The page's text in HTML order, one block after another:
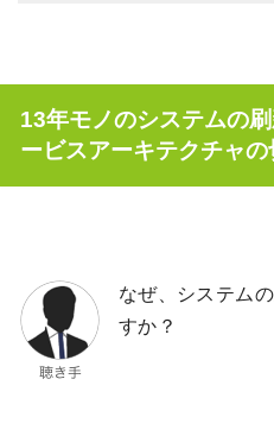
13年モノのシステムの
ービスアーキテクチャ
なぜ、システム
すか？